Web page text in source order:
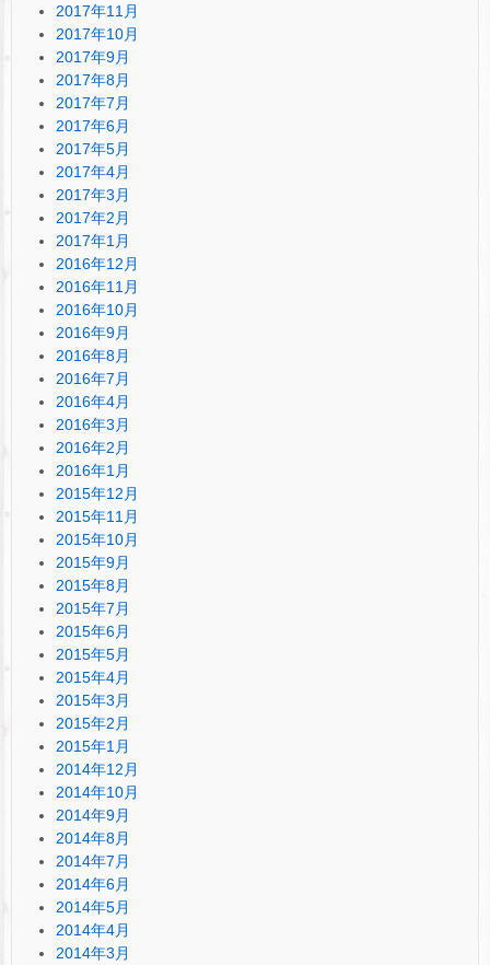
2017年11月
2017年10月
2017年9月
2017年8月
2017年7月
2017年6月
2017年5月
2017年4月
2017年3月
2017年2月
2017年1月
2016年12月
2016年11月
2016年10月
2016年9月
2016年8月
2016年7月
2016年4月
2016年3月
2016年2月
2016年1月
2015年12月
2015年11月
2015年10月
2015年9月
2015年8月
2015年7月
2015年6月
2015年5月
2015年4月
2015年3月
2015年2月
2015年1月
2014年12月
2014年10月
2014年9月
2014年8月
2014年7月
2014年6月
2014年5月
2014年4月
2014年3月